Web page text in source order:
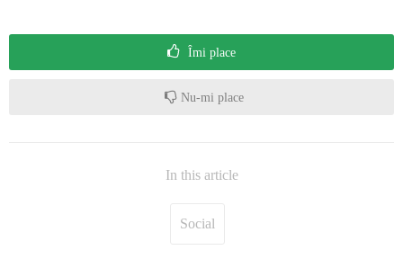
Îmi place
Nu-mi place
In this article
Social